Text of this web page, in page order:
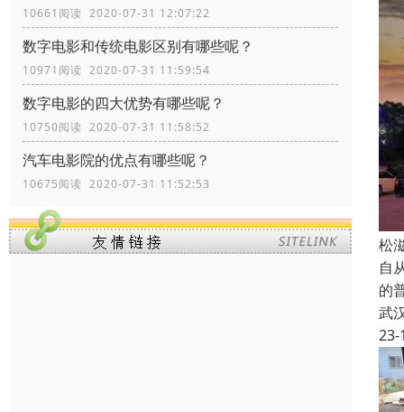
10661阅读 2020-07-31 12:07:22
数字电影和传统电影区别有哪些呢？
10971阅读 2020-07-31 11:59:54
数字电影的四大优势有哪些呢？
10750阅读 2020-07-31 11:58:52
汽车电影院的优点有哪些呢？
10675阅读 2020-07-31 11:52:53
松
自
的
武
23-